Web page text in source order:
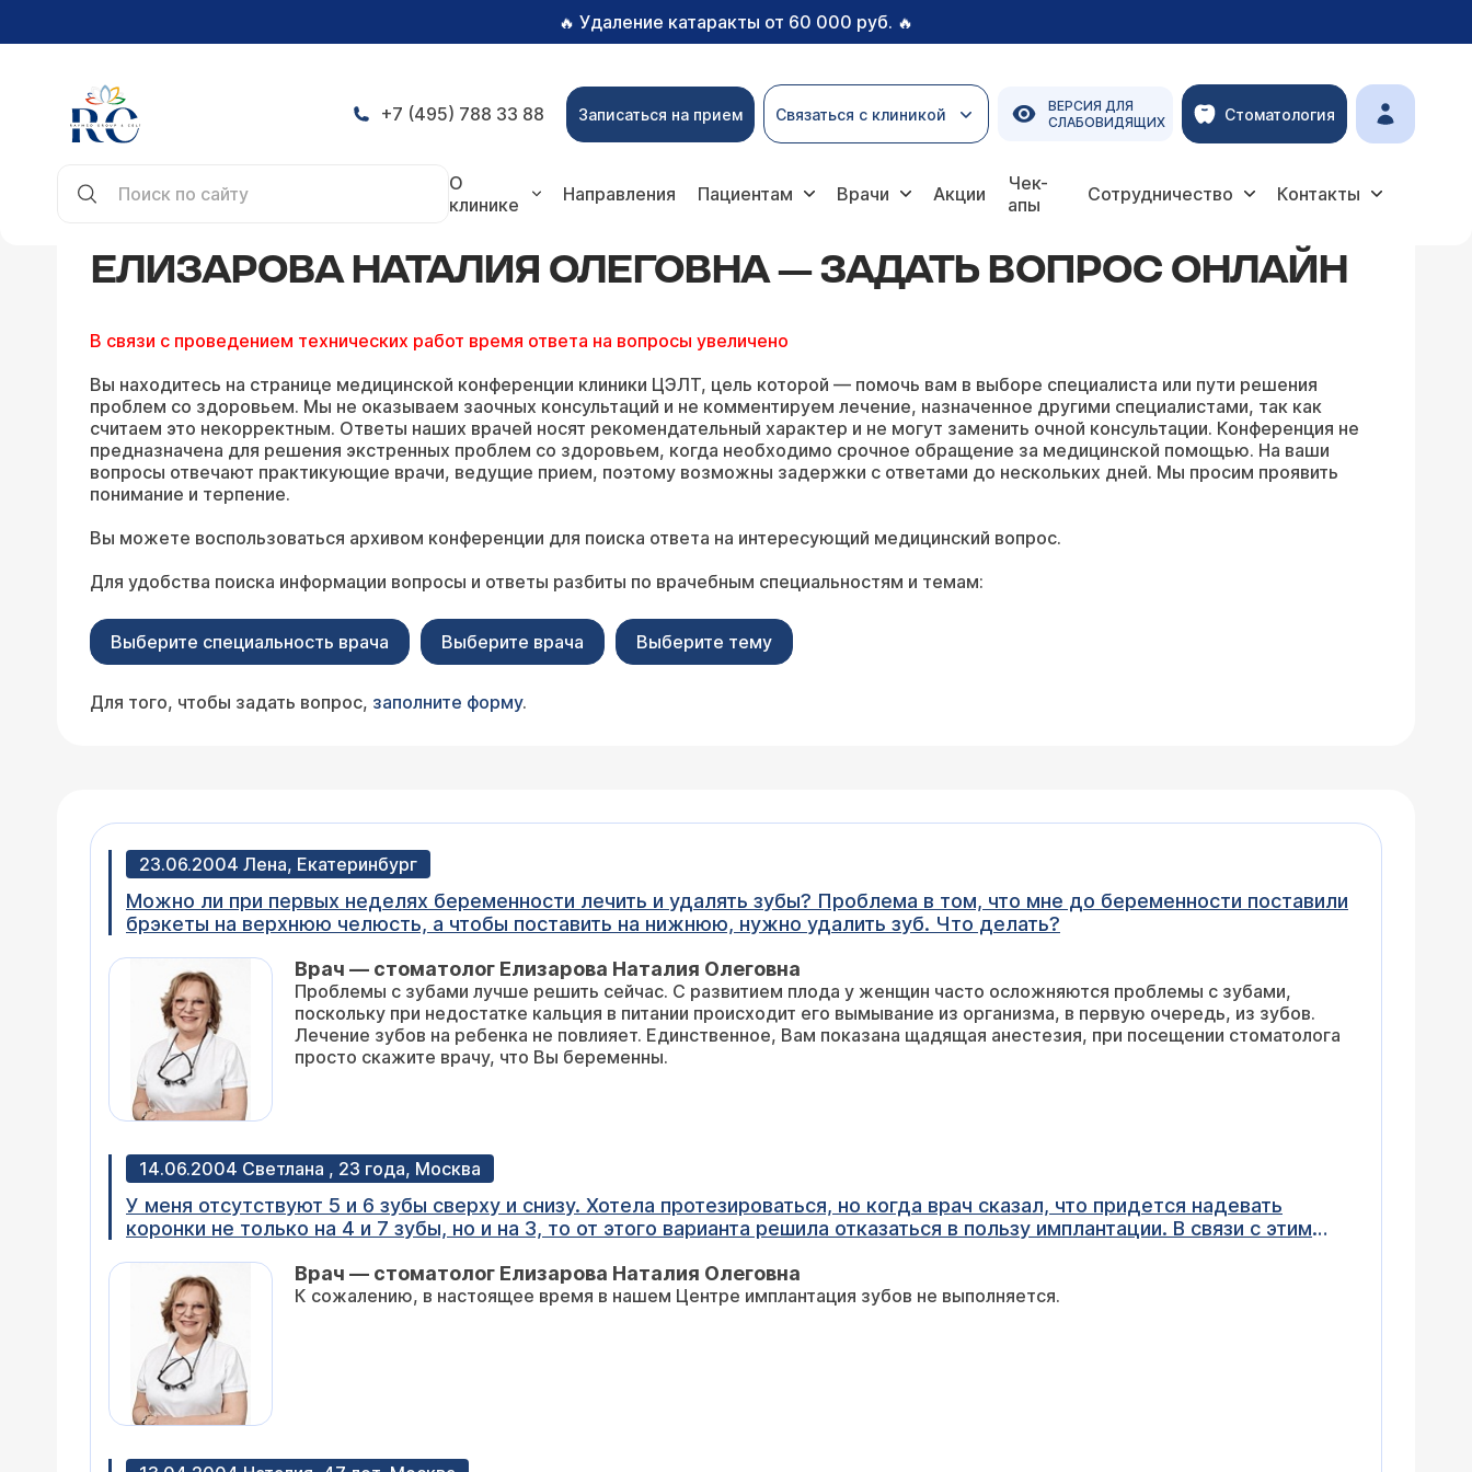
🔥 Удаление катаракты от 60 000 руб. 🔥
+7 (495) 788 33 88 Записаться на прием Связаться с клиникой
ВЕРСИЯ ДЛЯ
СЛАБОВИДЯЩИХ
Стоматология
О
клинике
Направления Пациентам Врачи Акции
Чек-
апы
Сотрудничество Контакты
ЕЛИЗАРОВА НАТАЛИЯ ОЛЕГОВНА — ЗАДАТЬ ВОПРОС ОНЛАЙН
В связи с проведением технических работ время ответа на вопросы увеличено
Вы находитесь на странице медицинской конференции клиники ЦЭЛТ, цель которой — помочь вам в выборе специалиста или пути решения
проблем со здоровьем. Мы не оказываем заочных консультаций и не комментируем лечение, назначенное другими специалистами, так как
считаем это некорректным. Ответы наших врачей носят рекомендательный характер и не могут заменить очной консультации. Конференция не
предназначена для решения экстренных проблем со здоровьем, когда необходимо срочное обращение за медицинской помощью. На ваши
вопросы отвечают практикующие врачи, ведущие прием, поэтому возможны задержки с ответами до нескольких дней. Мы просим проявить
понимание и терпение.
Вы можете воспользоваться архивом конференции для поиска ответа на интересующий медицинский вопрос.
Для удобства поиска информации вопросы и ответы разбиты по врачебным специальностям и темам:
Выберите специальность врача Выберите врача Выберите тему
Для того, чтобы задать вопрос, заполните форму.
23.06.2004 Лена, Екатеринбург
Можно ли при первых неделях беременности лечить и удалять зубы? Проблема в том, что мне до беременности поставили
брэкеты на верхнюю челюсть, а чтобы поставить на нижнюю, нужно удалить зуб. Что делать?
Врач — стоматолог Елизарова Наталия Олеговна
Проблемы с зубами лучше решить сейчас. С развитием плода у женщин часто осложняются проблемы с зубами,
поскольку при недостатке кальция в питании происходит его вымывание из организма, в первую очередь, из зубов.
Лечение зубов на ребенка не повлияет. Единственное, Вам показана щадящая анестезия, при посещении стоматолога
просто скажите врачу, что Вы беременны.
14.06.2004 Светлана , 23 года, Москва
У меня отсутствуют 5 и 6 зубы сверху и снизу. Хотела протезироваться, но когда врач сказал, что придется надевать
коронки не только на 4 и 7 зубы, но и на 3, то от этого варианта решила отказаться в пользу имплантации. В связи с этим
службы?
Врач — стоматолог Елизарова Наталия Олеговна
К сожалению, в настоящее время в нашем Центре имплантация зубов не выполняется.